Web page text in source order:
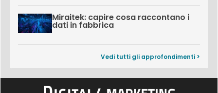
Miraitek: capire cosa raccontano i
dati in fabbrica
Vedi tutti gli approfondimenti >